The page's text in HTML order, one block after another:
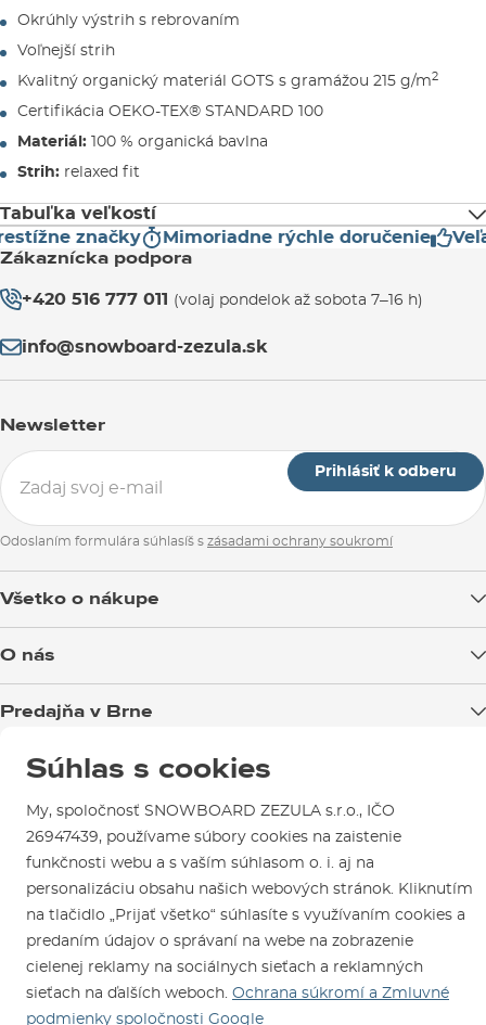
Okrúhly výstrih s rebrovaním
Voľnejší strih
Kvalitný organický materiál GOTS s gramážou 215 g/m2
Certifikácia OEKO-TEX® STANDARD 100
Materiál: 100 % organická bavlna
Strih: relaxed fit
Tabuľka veľkostí
VEĽKOSŤ DĹŽKA (cm)
58,5
XL 79 61,5
3XL 83 69,5
značky Mimoriadne rýchle doručenie
Zákaznícka podpora
+420 516 777 011 (volaj pondelok až sobota 7–16 h)
info@snowboard-zezula.sk
Newsletter
Prihlásiť k odberu
Odoslaním formulára súhlasíš s zásadami ochrany soukromí
Všetko o nákupe
Výmena a vrátenie tovaru
Návody na použitie a údržbu
Kontakty
O nás
SNOWBOARD ZEZULA Team
Ako si vybrať vybavenie
Predajňa v Brne
Parkovanie
Požičovňa
Servis a opravy
Sme overený e-shop.
Naši spokojní zákazníci nám udelili
CertifikátOverené zákazníkmi .
Súhlas s cookies
My, spoločnosť SNOWBOARD ZEZULA s.r.o., IČO
26947439, používame súbory cookies na zaistenie
funkčnosti webu a s vaším súhlasom o. i. aj na
personalizáciu obsahu našich webových stránok. Kliknutím
na tlačidlo „Prijať všetko“ súhlasíte s využívaním cookies a
predaním údajov o správaní na webe na zobrazenie
cielenej reklamy na sociálnych sieťach a reklamných
sieťach na ďalších weboch. Ochrana súkromí a Zmluvné
podmienky spoločnosti Google